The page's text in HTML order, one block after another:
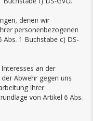
denen wir
personenbezogenen
1 Buchstabe c) DS-
an der
Abwehr gegen uns
Ihrer
von Artikel 6 Abs.